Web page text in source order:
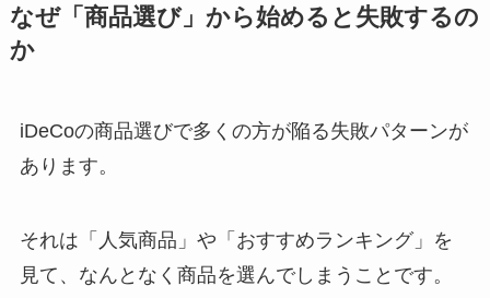
なぜ「商品選び」から始めると失敗するの
か
iDeCoの商品選びで多くの方が陥る失敗パターンが
あります。
それは「人気商品」や「おすすめランキング」を
見て、なんとなく商品を選んでしまうことです。